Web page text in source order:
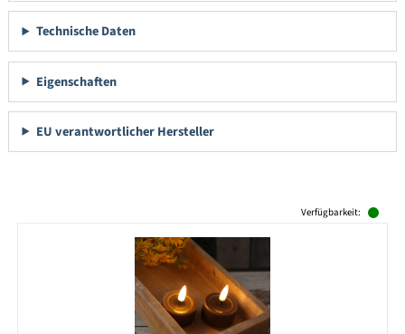
Technische Daten
Eigenschaften
EU verantwortlicher Hersteller
Verfügbarkeit: